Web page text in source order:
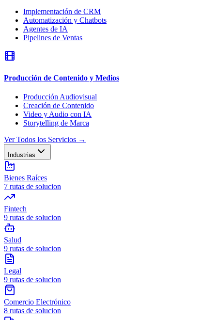
Implementación de CRM
Automatización y Chatbots
Agentes de IA
Pipelines de Ventas
Producción de Contenido y Medios
Producción Audiovisual
Creación de Contenido
Video y Audio con IA
Storytelling de Marca
Ver Todos los Servicios →
Industrias
Bienes Raíces
7 rutas de solucion
Fintech
9 rutas de solucion
Salud
9 rutas de solucion
Legal
9 rutas de solucion
Comercio Electrónico
8 rutas de solucion